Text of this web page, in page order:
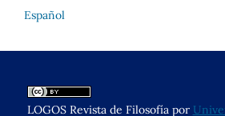
Español
LOGOS Revista de Filosofía por